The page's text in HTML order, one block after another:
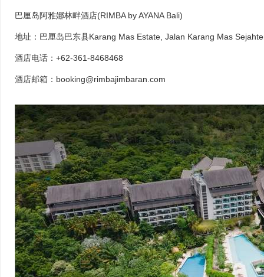
巴厘岛阿雅娜林畔酒店(RIMBA by AYANA Bali)
地址：巴厘岛巴东县Karang Mas Estate, Jalan Karang Mas
酒店电话：+62-361-8468468
酒店邮箱：booking@rimbajimbaran.com